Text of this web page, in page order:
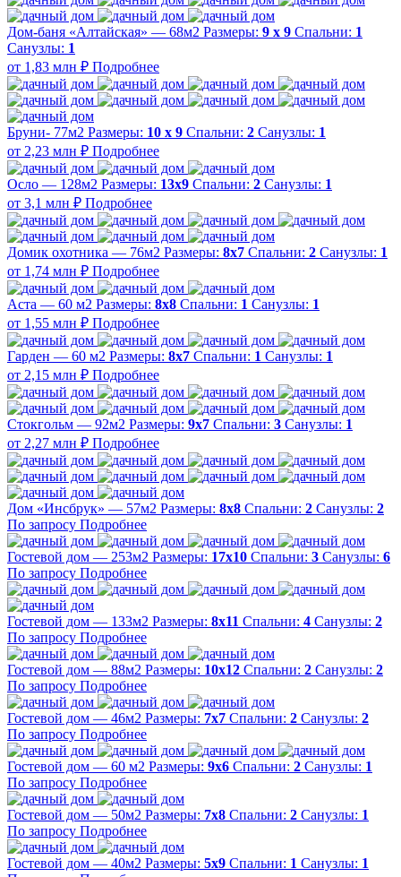
Дом-баня «Алтайская» — 68м2 Размеры: 9 х 9 Спальни: 1
Санузлы: 1
от 1,83 млн ₽ Подробнее
Бруни- 77м2 Размеры: 10 х 9 Спальни: 2 Санузлы: 1
от 2,23 млн ₽ Подробнее
Осло — 128м2 Размеры: 13х9 Спальни: 2 Санузлы: 1
от 3,1 млн ₽ Подробнее
Домик охотника — 76м2 Размеры: 8х7 Спальни: 2 Санузлы: 1
от 1,74 млн ₽ Подробнее
Аста — 60 м2 Размеры: 8х8 Спальни: 1 Санузлы: 1
от 1,55 млн ₽ Подробнее
Гарден — 60 м2 Размеры: 8х7 Спальни: 1 Санузлы: 1
от 2,15 млн ₽ Подробнее
Стокгольм — 92м2 Размеры: 9х7 Спальни: 3 Санузлы: 1
от 2,27 млн ₽ Подробнее
Дом «Инсбрук» — 57м2 Размеры: 8х8 Спальни: 2 Санузлы: 2
По запросу Подробнее
Гостевой дом — 253м2 Размеры: 17х10 Спальни: 3 Санузлы: 6
По запросу Подробнее
Гостевой дом — 133м2 Размеры: 8х11 Спальни: 4 Санузлы: 2
По запросу Подробнее
Гостевой дом — 88м2 Размеры: 10х12 Спальни: 2 Санузлы: 2
По запросу Подробнее
Гостевой дом — 46м2 Размеры: 7х7 Спальни: 2 Санузлы: 2
По запросу Подробнее
Гостевой дом — 60 м2 Размеры: 9х6 Спальни: 2 Санузлы: 1
По запросу Подробнее
Гостевой дом — 50м2 Размеры: 7х8 Спальни: 2 Санузлы: 1
По запросу Подробнее
Гостевой дом — 40м2 Размеры: 5х9 Спальни: 1 Санузлы: 1